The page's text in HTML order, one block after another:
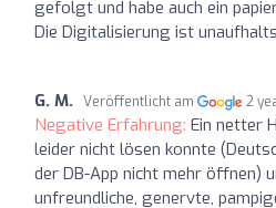
gefolgt und habe auch ein
Die Digitalisierung ist
G. M. Veröffentlicht am 2
Negative Erfahrung: Ein netter
leider nicht lösen konnte
der DB-App nicht mehr öffnen)
unfreundliche, genervte,